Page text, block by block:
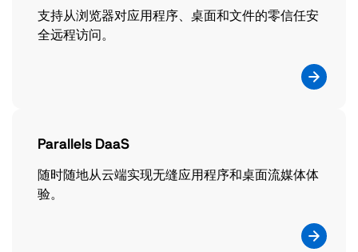
支持从浏览器对应用程序、桌面和文件的零信任安
全远程访问。
Parallels DaaS
随时随地从云端实现无缝应用程序和桌面流媒体体
验。